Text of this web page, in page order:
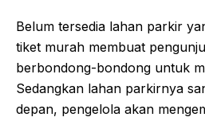
Belum tersedia lahan parkir
tiket murah membuat
berbondong-bondong untuk
Sedangkan lahan parkirnya
depan, pengelola akan